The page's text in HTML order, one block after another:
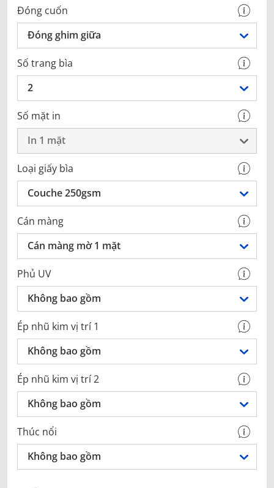
Đóng cuốn
Đóng ghim giữa
Số trang bìa
2
Số mặt in
In 1 mặt
Loại giấy bìa
Couche 250gsm
Cán màng
Cán màng mờ 1 mặt
Phủ UV
Không bao gồm
Ép nhũ kim vị trí 1
Không bao gồm
Ép nhũ kim vị trí 2
Không bao gồm
Thúc nổi
Không bao gồm